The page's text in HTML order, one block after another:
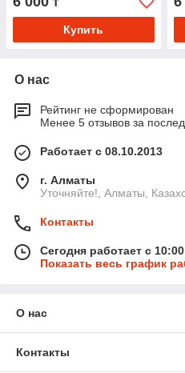
Купить
О нас
Рейтинг не сформирован
Менее 5 отзывов за
Работает с 08.10.2013
г. Алматы
Уточняйте!, Алматы,
Контакты
Сегодня работает с
Показать весь график
О нас
Контакты